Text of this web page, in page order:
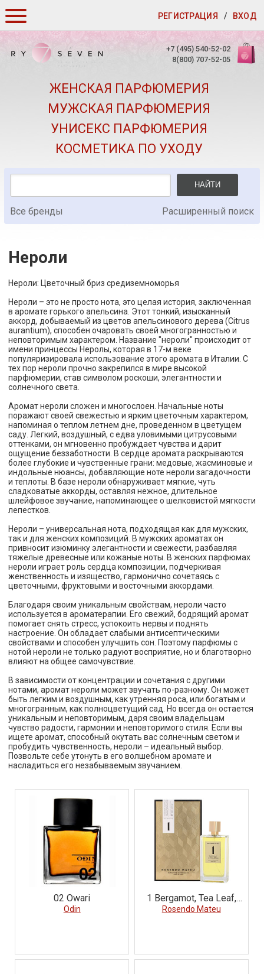
РЕГИСТРАЦИЯ / ВХОД
КАК ЗАКАЗАТЬ
СКИДКИ
КОНТАКТЫ
О КАЧЕСТВЕ
ПОДАРКИ К ЗАКАЗАМ
+7 (495) 540-52-02
8(800) 707-52-05
ЖЕНСКАЯ ПАРФЮМЕРИЯ
МУЖСКАЯ ПАРФЮМЕРИЯ
УНИСЕКС ПАРФЮМЕРИЯ
КОСМЕТИКА ПО УХОДУ
НАЙТИ
Все бренды Расширенный поиск
Нероли
Нероли: Цветочный бриз средиземноморья
Нероли – это не просто нота, это целая история, заключенная
в аромате горького апельсина. Этот тонкий, изысканный
аккорд, добываемый из цветов апельсинового дерева (Citrus
aurantium), способен очаровать своей многогранностью и
неповторимым характером. Название "нероли" происходит от
имени принцессы Неролы, которая в 17-м веке
популяризировала использование этого аромата в Италии. С
тех пор нероли прочно закрепился в мире высокой
парфюмерии, став символом роскоши, элегантности и
солнечного света.
Аромат нероли сложен и многослоен. Начальные ноты
поражают своей свежестью и ярким цветочным характером,
напоминая о теплом летнем дне, проведенном в цветущем
саду. Легкий, воздушный, с едва уловимыми цитрусовыми
оттенками, он мгновенно пробуждает чувства и дарит
ощущение беззаботности. В сердце аромата раскрываются
более глубокие и чувственные грани: медовые, жасминовые и
индольные нюансы, добавляющие ноте нероли загадочности
и теплоты. В базе нероли обнаруживает мягкие, чуть
сладковатые аккорды, оставляя нежное, длительное
шлейфовое звучание, напоминающее о шелковистой мягкости
лепестков.
Нероли – универсальная нота, подходящая как для мужских,
так и для женских композиций. В мужских ароматах он
привносит изюминку элегантности и свежести, разбавляя
тяжелые древесные или кожаные ноты. В женских парфюмах
нероли играет роль сердца композиции, подчеркивая
женственность и изящество, гармонично сочетаясь с
цветочными, фруктовыми и восточными аккордами.
Благодаря своим уникальным свойствам, нероли часто
используется в ароматерапии. Его свежий, бодрящий аромат
помогает снять стресс, успокоить нервы и поднять
настроение. Он обладает слабыми антисептическими
свойствами и способен улучшить сон. Поэтому парфюмы с
нотой нероли не только радуют восприятие, но и благотворно
влияют на общее самочувствие.
В зависимости от концентрации и сочетания с другими
нотами, аромат нероли может звучать по-разному. Он может
быть легким и воздушным, как утренняя роса, или богатым и
многогранным, как полноцветущий сад. Но всегда он остается
уникальным и неповторимым, даря своим владельцам
чувство радости, гармонии и неповторимого стиля. Если вы
ищете аромат, способный окутать вас солнечным светом и
пробудить чувственность, нероли – идеальный выбор.
Позвольте себе утонуть в его волшебном аромате и
насладиться его незабываемым звучанием.
02 Owari
Odin
1 Bergamot, Tea Leaf,
Sandalwood
Rosendo Mateu